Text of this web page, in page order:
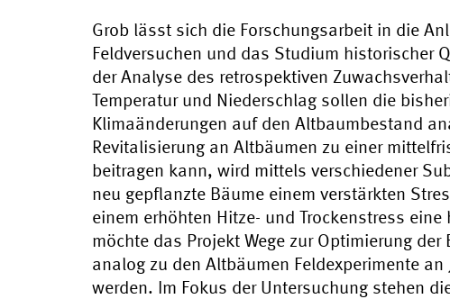
Grob lässt sich die Forschungsarbeit in die
Feldversuchen und das Studium historischer
der Analyse des retrospektiven
Temperatur und Niederschlag sollen die
Klimaänderungen auf den Altbaumbestand
Revitalisierung an Altbäumen zu einer
beitragen kann, wird mittels verschiedener
neu gepflanzte Bäume einem verstärkten
einem erhöhten Hitze- und Trockenstress
möchte das Projekt Wege zur Optimierung
analog zu den Altbäumen Feldexperimente
werden. Im Fokus der Untersuchung stehen